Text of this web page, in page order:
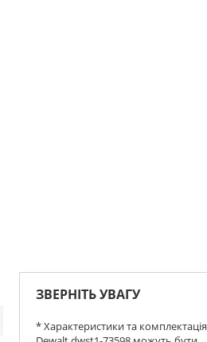
ЗВЕРНІТЬ УВАГУ
* Характеристики та комплектація